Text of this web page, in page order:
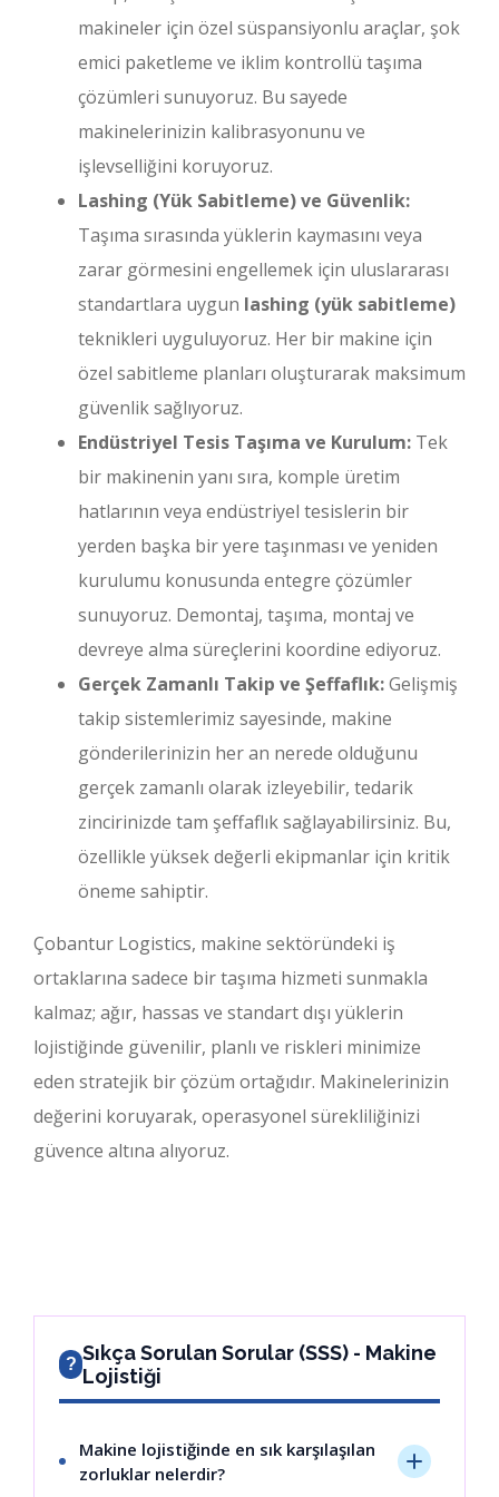
makineler için özel süspansiyonlu araçlar, şok
emici paketleme ve iklim kontrollü taşıma
çözümleri sunuyoruz. Bu sayede
makinelerinizin kalibrasyonunu ve
işlevselliğini koruyoruz.
Lashing (Yük Sabitleme) ve Güvenlik:
Taşıma sırasında yüklerin kaymasını veya
zarar görmesini engellemek için uluslararası
standartlara uygun lashing (yük sabitleme)
teknikleri uyguluyoruz. Her bir makine için
özel sabitleme planları oluşturarak maksimum
güvenlik sağlıyoruz.
Endüstriyel Tesis Taşıma ve Kurulum: Tek
bir makinenin yanı sıra, komple üretim
hatlarının veya endüstriyel tesislerin bir
yerden başka bir yere taşınması ve yeniden
kurulumu konusunda entegre çözümler
sunuyoruz. Demontaj, taşıma, montaj ve
devreye alma süreçlerini koordine ediyoruz.
Gerçek Zamanlı Takip ve Şeffaflık:Gelişmiş
takip sistemlerimiz sayesinde, makine
gönderilerinizin her an nerede olduğunu
gerçek zamanlı olarak izleyebilir, tedarik
zincirinizde tam şeffaflık sağlayabilirsiniz. Bu,
özellikle yüksek değerli ekipmanlar için kritik
öneme sahiptir.
Çobantur Logistics, makine sektöründeki iş
ortaklarına sadece bir taşıma hizmeti sunmakla
kalmaz; ağır, hassas ve standart dışı yüklerin
lojistiğinde güvenilir, planlı ve riskleri minimize
eden stratejik bir çözüm ortağıdır. Makinelerinizin
değerini koruyarak, operasyonel sürekliliğinizi
güvence altına alıyoruz.
? Sıkça Sorulan Sorular (SSS) - Makine
Lojistiği
Makine lojistiğinde en sık karşılaşılan
zorluklar nelerdir?